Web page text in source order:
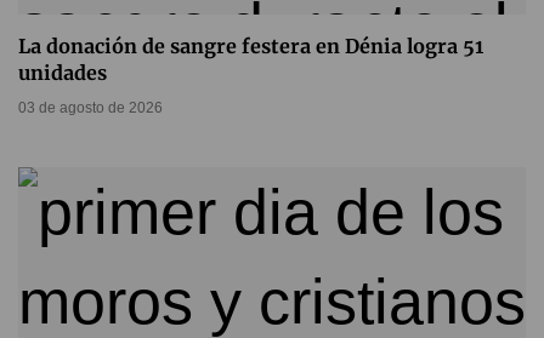
La donación de sangre festera en Dénia logra 51
unidades
03 de agosto de 2026